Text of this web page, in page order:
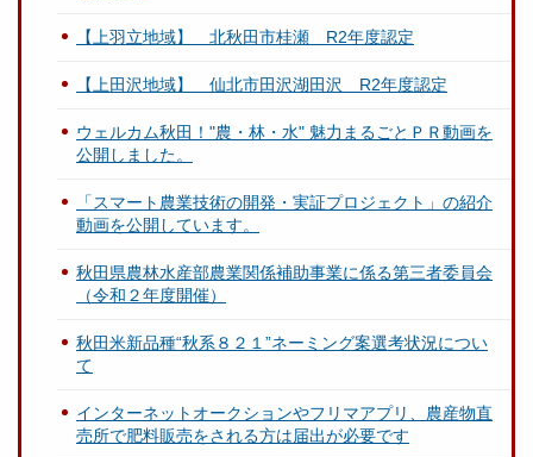
【上羽立地域】 北秋田市桂瀬 R2年度認定
【上田沢地域】 仙北市田沢湖田沢 R2年度認定
ウェルカム秋田！"農・林・水" 魅力まるごとＰＲ動画を
公開しました。
「スマート農業技術の開発・実証プロジェクト」の紹介
動画を公開しています。
秋田県農林水産部農業関係補助事業に係る第三者委員会
（令和２年度開催）
秋田米新品種“秋系８２１”ネーミング案選考状況につい
て
インターネットオークションやフリマアプリ、農産物直
売所で肥料販売をされる方は届出が必要です